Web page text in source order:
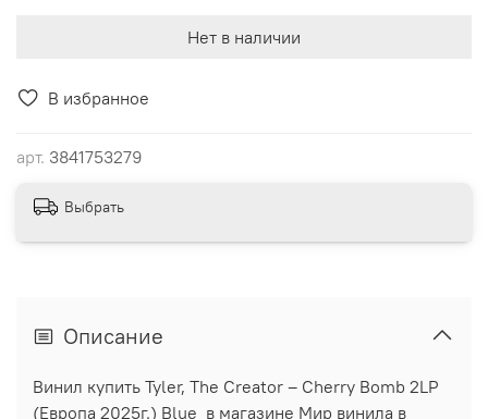
В избранное
арт. 3841753279
Нет в наличии
Выбрать
Описание
Винил купить Tyler, The Creator ‎– Cherry Bomb 2LP
(Европа 2025г.) Blue в магазине Мир винила в